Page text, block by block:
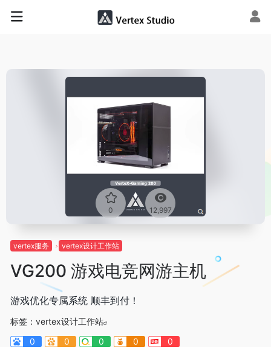
0 12,997
vertex服务 vertex设计工作站
VG200 游戏电竞网游主机
游戏优化专属系统 顺丰到付！
标签： vertex设计工作站
0
0 0 0 0